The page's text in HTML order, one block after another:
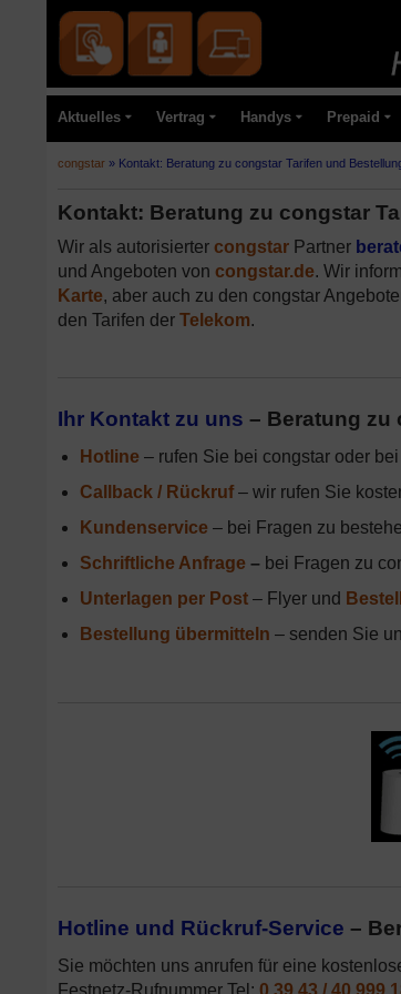
Aktuelles Vertrag Handys Prepaid
congstar » Kontakt: Beratung zu congstar Tarifen und
Kontakt: Beratung zu congstar
Wir als autorisierter congstar Partner
und Angeboten von congstar.de. Wir
Karte, aber auch zu den congstar
den Tarifen der Telekom.
Ihr Kontakt zu uns – Beratung zu
Hotline – rufen Sie bei congstar oder
Callback / Rückruf– wir rufen Sie
Kundenservice – bei Fragen zu
Schriftliche Anfrage – bei Fragen zu
Unterlagen per Post – Flyer und
Bestellung übermitteln – senden Sie
Hotline und Rückruf-Service –
Sie möchten uns anrufen für eine
Festnetz-Rufnummer Tel: 0 39 43 / 40 999